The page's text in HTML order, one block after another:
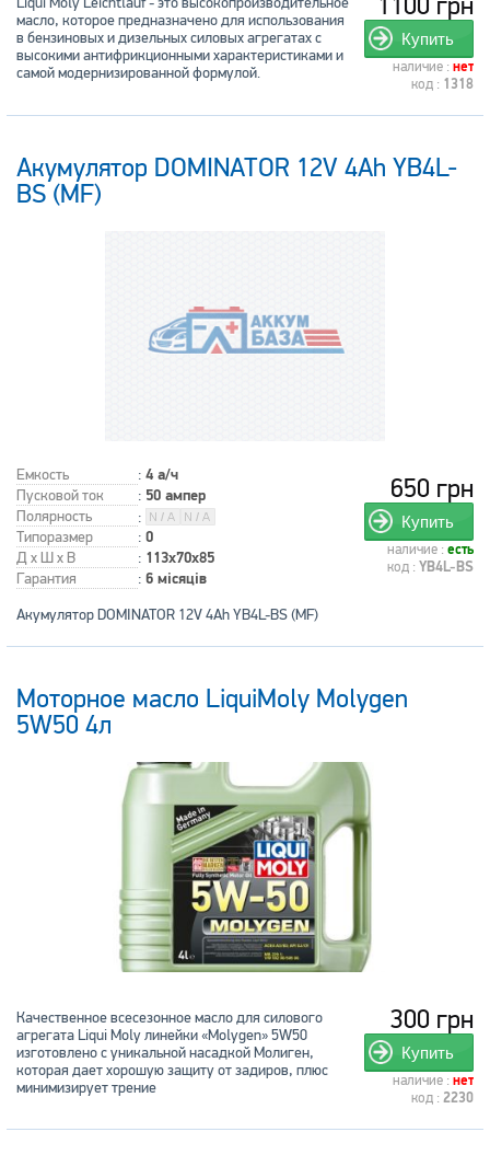
Купить
наличие : нет
код : 1318
масло, которое предназначено для использования
в бензиновых и дизельных силовых агрегатах с
высокими антифрикционными характеристиками и
самой модернизированной формулой.
Акумулятор DOMINATOR 12V 4Ah YB4L-
BS (MF)
Емкость : 4 а/ч
Пусковой ток : 50 ампер
Полярность
:
Типоразмер
: 0
Д x Ш x В : 113x70x85
Гарантия : 6 місяців
650 грн
Купить
наличие : есть
код : YB4L-BS
Акумулятор DOMINATOR 12V 4Ah YB4L-BS (MF)
Моторное масло LiquiMoly Molygen
5W50 4л
300 грн
Купить
наличие : нет
код : 2230
Качественное всесезонное масло для силового
агрегата Liqui Moly линейки «Molygen» 5W50
изготовлено с уникальной насадкой Молиген,
которая дает хорошую защиту от задиров, плюс
минимизирует трение